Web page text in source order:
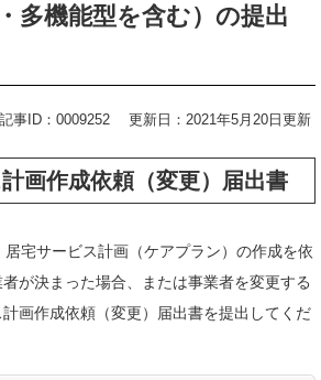
多機能型を含む）の提出
記事ID：0009252 更新日：2021年5月20日更新
画作成依頼（変更）届出書
宅サービス計画（ケアプラン）の作成を依
が決まった場合、または事業者を変更する
画作成依頼（変更）届出書を提出してくだ